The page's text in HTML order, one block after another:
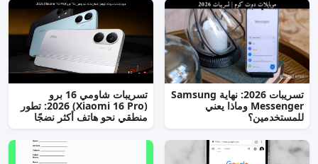
تسريبات 2026: نهاية Samsung
Messenger وماذا يعني
للمستخدمين؟
تسريبات شاومي 16 برو
(Xiaomi 16 Pro) 2026: تطور
منطقي نحو هاتف أكثر نضجًا